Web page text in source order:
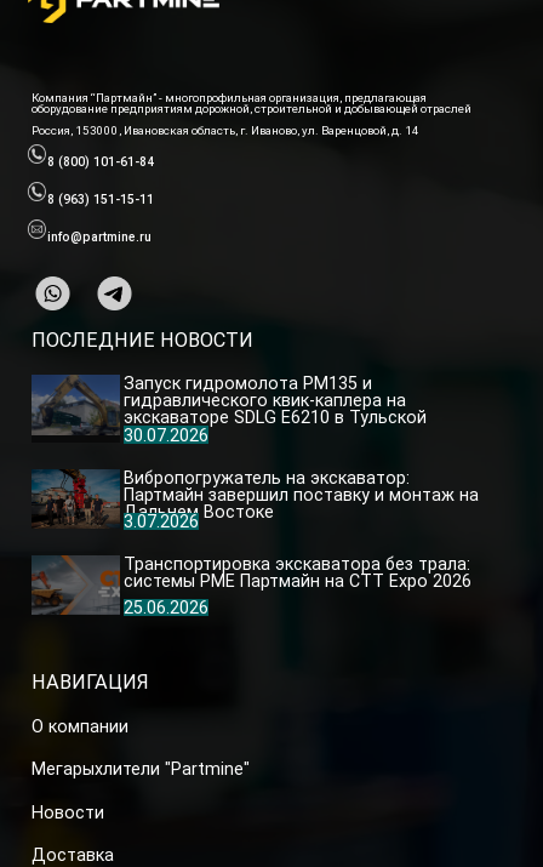
Компания “Партмайн” - многопрофильная организация, предлагающая
оборудование предприятиям дорожной, строительной и добывающей отраслей
Россия, 153000, Ивановская область, г. Иваново, ул. Варенцовой, д. 14
8 (800) 101-61-84
8 (963) 151-15-11
info@partmine.ru
НАВИГАЦИЯ
О компании
Мегарыхлители "Partmine"
Новости
Доставка
ПОСЛЕДНИЕ НОВОСТИ
Запуск гидромолота PM135 и
гидравлического квик-каплера на
экскаваторе SDLG E6210 в Тульской
области
30.07.2026
Вибропогружатель на экскаватор:
Партмайн завершил поставку и монтаж на
Дальнем Востоке
3.07.2026
Транспортировка экскаватора без трала:
системы PME Партмайн на CTT Expo 2026
25.06.2026